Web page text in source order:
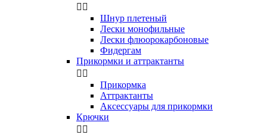
 
Шнур плетеный
Лески монофильные
Лески флюорокарбоновые
Фидергам
Прикормки и аттрактанты
 
Прикормка
Аттрактанты
Аксессуары для прикормки
Крючки
 